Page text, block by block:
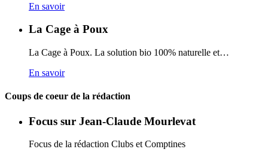
En savoir
La Cage à Poux
La Cage à Poux. La solution bio 100% naturelle et…
En savoir
Coups de coeur de la rédaction
Focus sur Jean-Claude Mourlevat
Focus de la rédaction Clubs et Comptines